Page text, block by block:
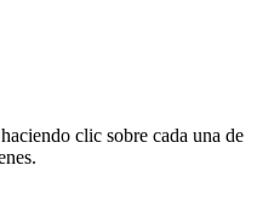
clic sobre cada una de